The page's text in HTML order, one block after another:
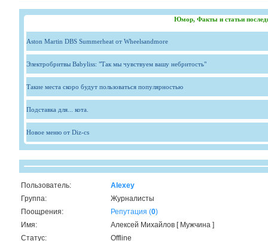
Юмор, Факты и статьи
Aston Martin DBS Summerheat от Wheelsandmore
Электробритвы Babyliss: "Так мы чувствуем вашу небритость"
Такие места скоро будут пользоваться популярностью
Подставка для... кота.
Новое меню от Diz-cs
Пользователь:
Alexey
Группа:
Журналисты
Поощрения:
Репутация (0)
Имя:
Алексей Михайлов [ Мужчина ]
Статус:
Offline